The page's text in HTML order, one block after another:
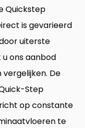
Quickstep
is gevarieerd
uiterste
u ons aanbod
De
Step
op constante
te